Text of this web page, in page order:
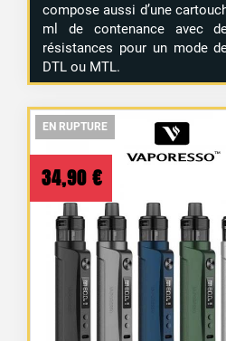
compose aussi d’une
ml de contenance avec
résistances pour un mode
DTL ou MTL.
EN RUPTURE
EN RUPTURE
34,90 €
EN RUPTURE